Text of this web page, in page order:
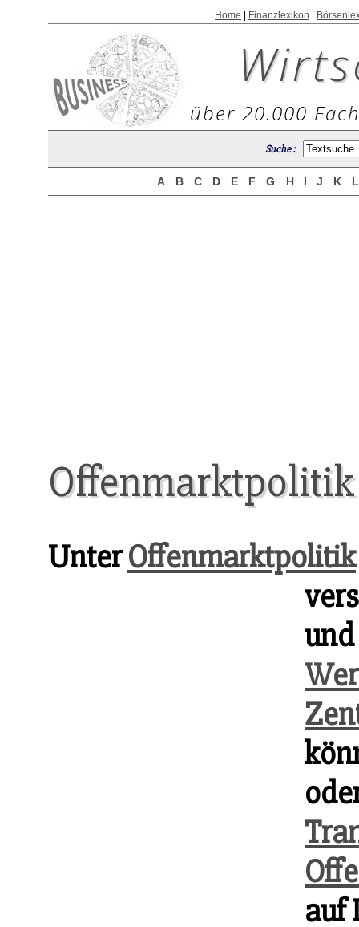
Home Finanzlexikon
über 20.000
Suche :
A B C D E F G H I J K
Offenmarktpolitik
UnterOffenmarktpolitik
auf